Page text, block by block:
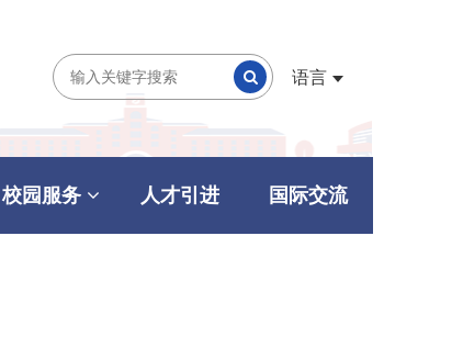
语言
校园服务 人才引进 国际交流